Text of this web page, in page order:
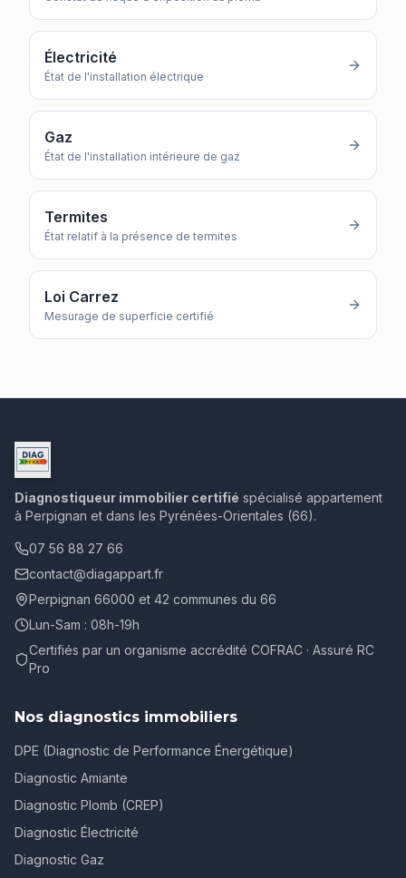
Électricité
État de l'installation électrique
Gaz
État de l'installation intérieure de gaz
Termites
État relatif à la présence de termites
Loi Carrez
Mesurage de superficie certifié
Diagnostiqueur immobilier certifié spécialisé appartement
à Perpignan et dans les Pyrénées-Orientales (66).
07 56 88 27 66
contact@diagappart.fr
Perpignan 66000 et 42 communes du 66
Lun-Sam : 08h-19h
Certifiés par un organisme accrédité COFRAC · Assuré RC
Pro
Nos diagnostics immobiliers
DPE (Diagnostic de Performance Énergétique)
Diagnostic Amiante
Diagnostic Plomb (CREP)
Diagnostic Électricité
Diagnostic Gaz